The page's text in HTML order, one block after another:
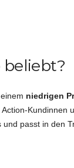
niedrigen
Kundinnen
und passt in den